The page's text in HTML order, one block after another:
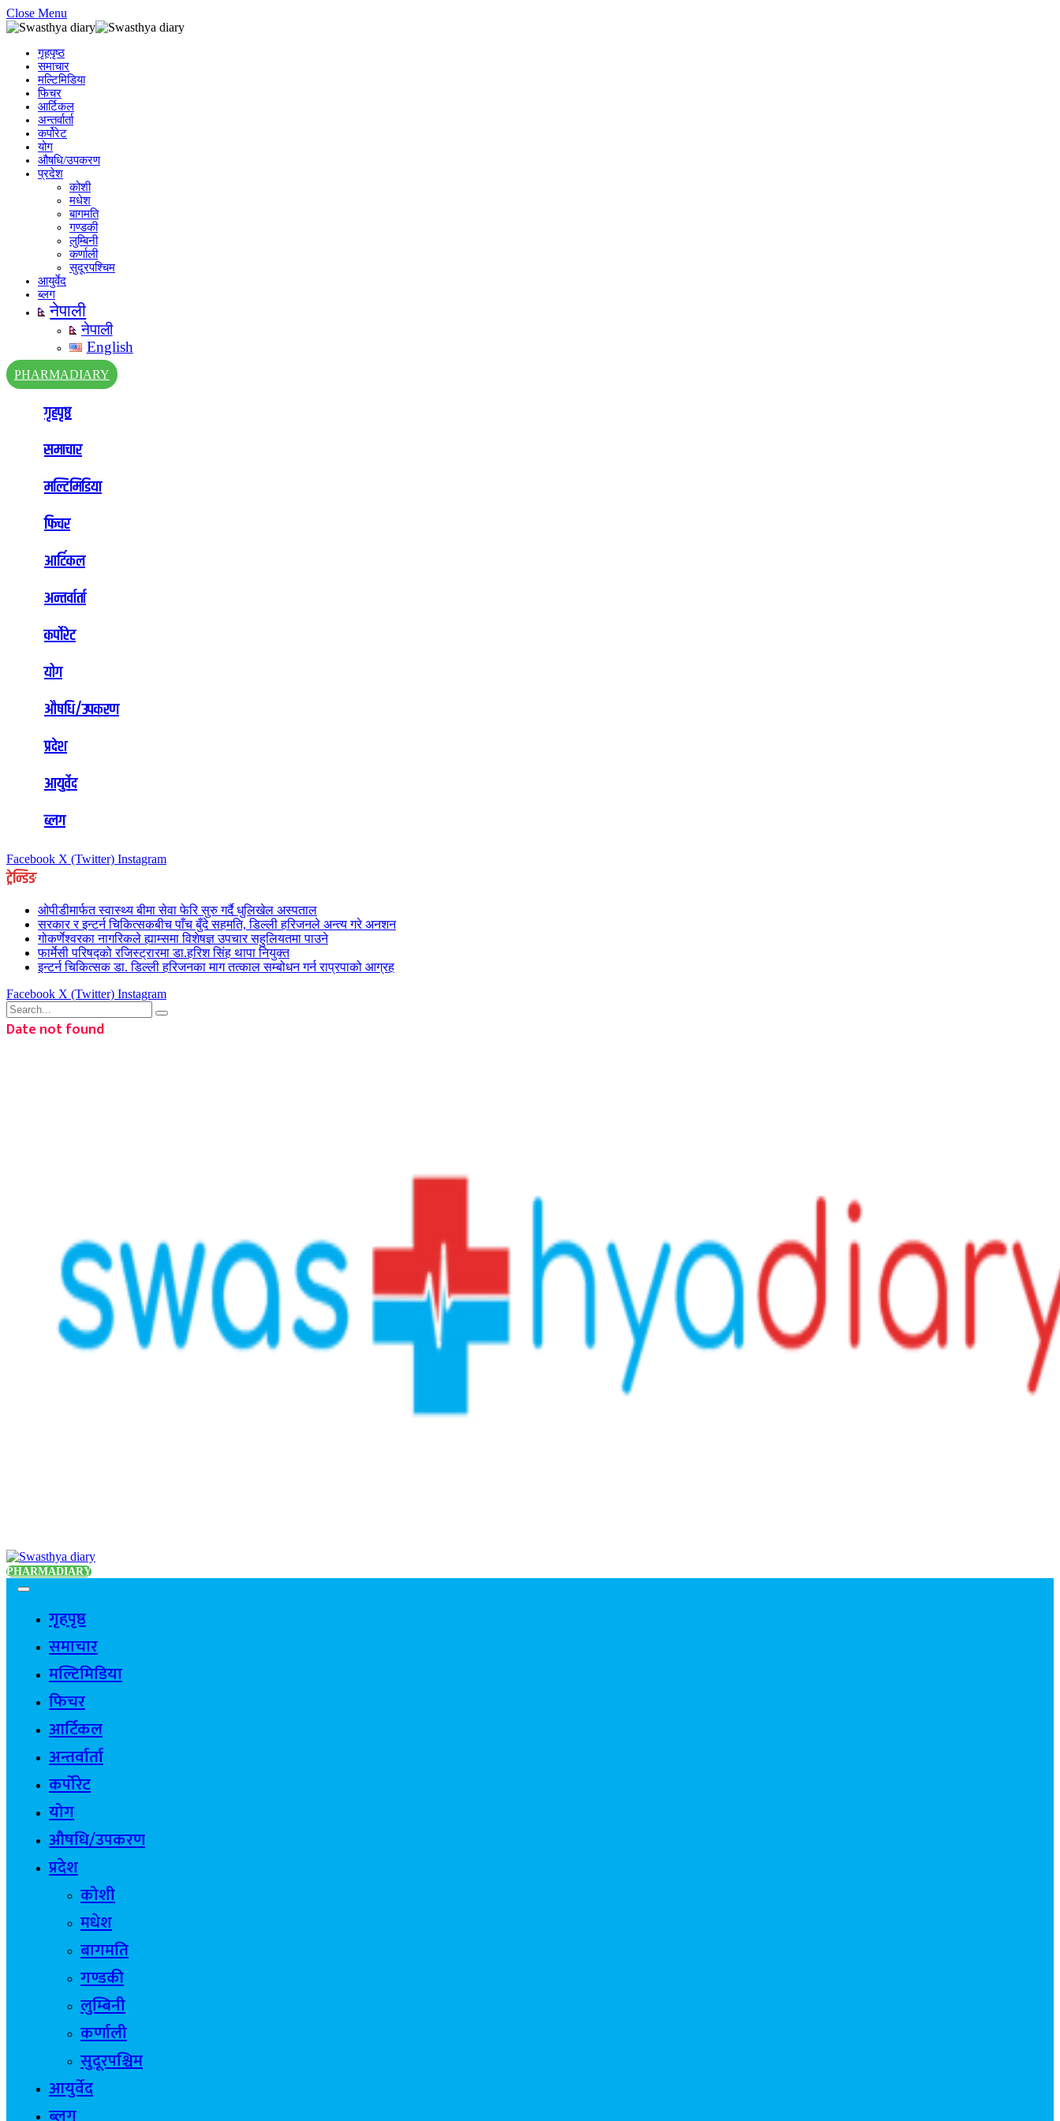
Close Menu
गृहपृष्ठ
समाचार
मल्टिमिडिया
फिचर
आर्टिकल
अन्तर्वार्ता
कर्पोरेट
योग
औषधि/उपकरण
प्रदेश
कोशी
मधेश
बागमति
गण्डकी
लुम्बिनी
कर्णाली
सुदूरपश्चिम
आयुर्वेद
ब्लग
नेपाली
नेपाली
English
PHARMADIARY
गृहपृष्ठ
समाचार
मल्टिमिडिया
फिचर
आर्टिकल
अन्तर्वार्ता
कर्पोरेट
योग
औषधि/उपकरण
प्रदेश
आयुर्वेद
ब्लग
Facebook X (Twitter) Instagram
ट्रेन्डिङ
ओपीडीमार्फत स्वास्थ्य बीमा सेवा फेरि सुरु गर्दै धुलिखेल अस्पताल
सरकार र इन्टर्न चिकित्सकबीच पाँच बुँदे सहमति, डिल्ली हरिजनले अन्त्य गरे अनशन
गोकर्णेश्वरका नागरिकले ह्याम्समा विशेषज्ञ उपचार सहुलियतमा पाउने
फार्मेसी परिषद्को रजिस्ट्रारमा डा.हरिश सिंह थापा नियुक्त
इन्टर्न चिकित्सक डा. डिल्ली हरिजनका माग तत्काल सम्बोधन गर्न राप्रपाको आग्रह
Facebook X (Twitter) Instagram
Date not found
PHARMADIARY
गृहपृष्ठ
समाचार
मल्टिमिडिया
फिचर
आर्टिकल
अन्तर्वार्ता
कर्पोरेट
योग
औषधि/उपकरण
प्रदेश
कोशी
मधेश
बागमति
गण्डकी
लुम्बिनी
कर्णाली
सुदूरपश्चिम
आयुर्वेद